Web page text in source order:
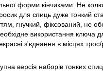
форми кінчиками. Не
для спиць дуже тонкий
гнучкий, фіксований, не
використання ключа
з'єднання в місцях трос/
версія наборів тонких